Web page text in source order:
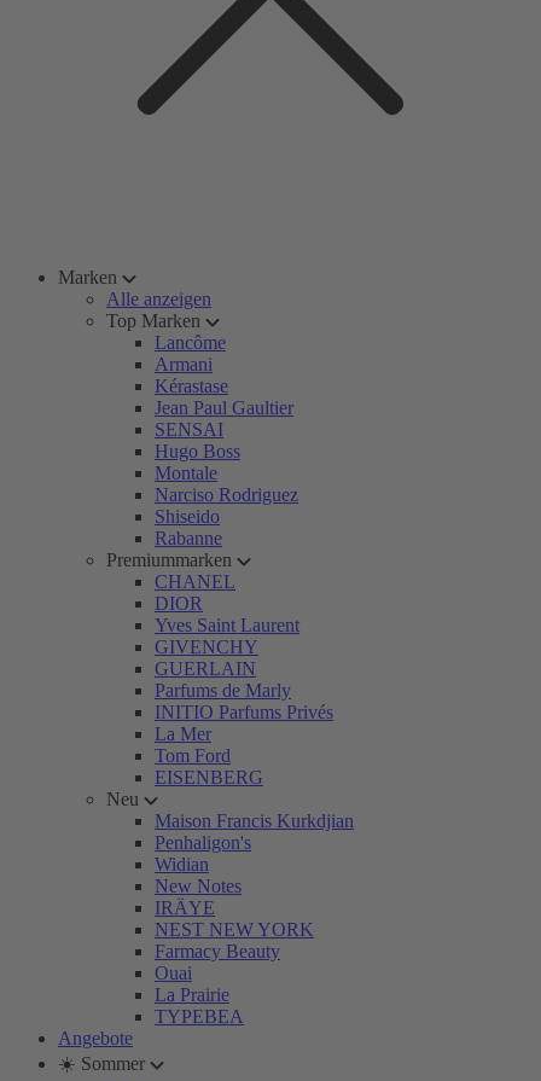
Marken
Alle anzeigen
Top Marken
Lancôme
Armani
Kérastase
Jean Paul Gaultier
SENSAI
Hugo Boss
Montale
Narciso Rodriguez
Shiseido
Rabanne
Premiummarken
CHANEL
DIOR
Yves Saint Laurent
GIVENCHY
GUERLAIN
Parfums de Marly
INITIO Parfums Privés
La Mer
Tom Ford
EISENBERG
Neu
Maison Francis Kurkdjian
Penhaligon's
Widian
New Notes
IRÄYE
NEST NEW YORK
Farmacy Beauty
Ouai
La Prairie
TYPEBEA
Angebote
☀️ Sommer